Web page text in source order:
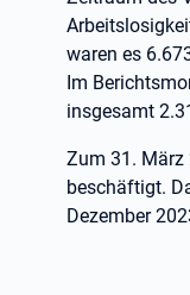
waren es
Im
insgesamt
Zum 31. März
beschäftigt.
Dezember